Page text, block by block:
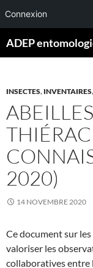
Connexion
auADEP
INSECTES, INVENTAIRES,
2020)
14 NOVEMBRE 2020
Ce document sur
valoriser les
collaboratives entre